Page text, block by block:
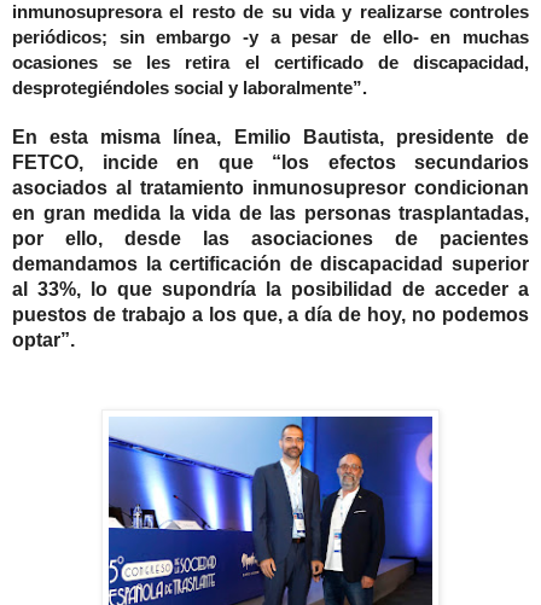
inmunosupresora el resto de su vida y realizarse controles
periódicos; sin embargo -y a pesar de ello- en muchas
ocasiones se les retira el certificado de discapacidad,
desprotegiéndoles social y laboralmente”.
En esta misma línea, Emilio Bautista, presidente de
FETCO, incide en que “los efectos secundarios
asociados al tratamiento inmunosupresor condicionan
en gran medida la vida de las personas trasplantadas,
por ello, desde las asociaciones de pacientes
demandamos la certificación de discapacidad superior
al 33%, lo que supondría la posibilidad de acceder a
puestos de trabajo a los que, a día de hoy, no podemos
optar”.